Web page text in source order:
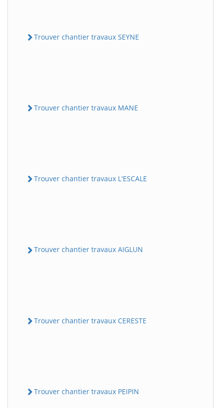
Trouver chantier travaux SEYNE
Trouver chantier travaux MANE
Trouver chantier travaux L'ESCALE
Trouver chantier travaux AIGLUN
Trouver chantier travaux CERESTE
Trouver chantier travaux PEIPIN